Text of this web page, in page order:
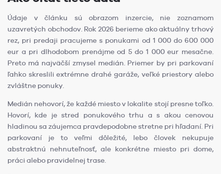
Údaje v článku sú obrazom inzercie, nie zoznamom
uzavretých obchodov. Rok 2026 berieme ako aktuálny trhový
rez, pri predaji pracujeme s ponukami od 1 000 do 600 000
eur a pri dlhodobom prenájme od 5 do 1 000 eur mesačne.
Preto má najväčší zmysel medián. Priemer by pri parkovaní
ľahko skreslili extrémne drahé garáže, veľké priestory alebo
zvláštne ponuky.
Medián nehovorí, že každé miesto v lokalite stojí presne toľko.
Hovorí, kde je stred ponukového trhu a s akou cenovou
hladinou sa záujemca pravdepodobne stretne pri hľadaní. Pri
parkovaní je to veľmi dôležité, lebo človek nekupuje
abstraktnú nehnuteľnosť, ale konkrétne miesto pri dome,
práci alebo pravidelnej trase.